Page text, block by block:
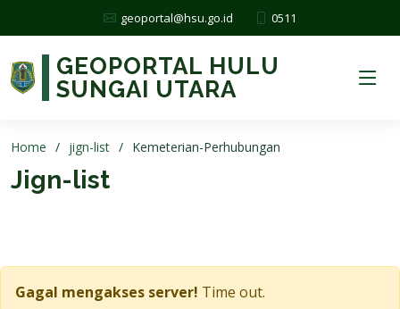
geoportal@hsu.go.id 0511
GEOPORTAL HULU
SUNGAI UTARA
Home jign-list Kemeterian-Perhubungan
Jign-list
Gagal mengakses server! Time out.